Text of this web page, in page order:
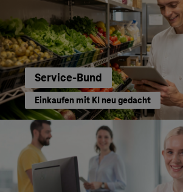
Service-Bund
Einkaufen mit KI neu gedacht